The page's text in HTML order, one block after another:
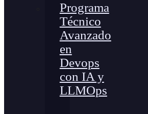
Programa
Técnico
Avanzado
en
Devops
con IA y
LLMOps